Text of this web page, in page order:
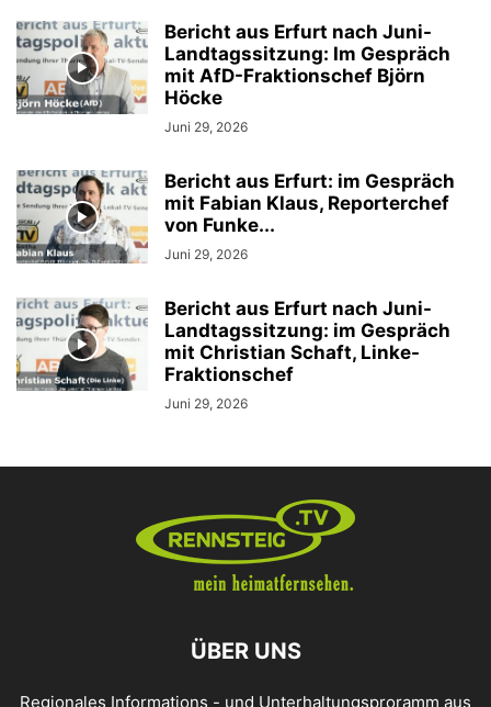
Bericht aus Erfurt nach Juni-
Landtagssitzung: Im Gespräch
mit AfD-Fraktionschef Björn
Höcke
Juni 29, 2026
Bericht aus Erfurt: im Gespräch
mit Fabian Klaus, Reporterchef
von Funke...
Juni 29, 2026
Bericht aus Erfurt nach Juni-
Landtagssitzung: im Gespräch
mit Christian Schaft, Linke-
Fraktionschef
Juni 29, 2026
ÜBER UNS
Regionales Informations - und Unterhaltungsproramm aus